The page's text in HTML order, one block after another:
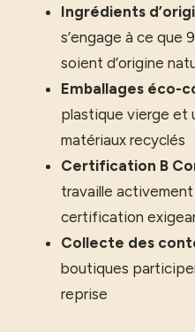
Ingrédients
s’engage à ce que
soient d’origine
Emballages éco-
plastique vierge et
matériaux recyclés
Certification B
travaille
certification
Collecte des
boutiques
reprise